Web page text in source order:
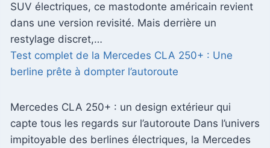
SUV électriques, ce mastodonte américain revient
dans une version revisité. Mais derrière un
restylage discret,…
Test complet de la Mercedes CLA 250+ : Une
berline prête à dompter l’autoroute
Mercedes CLA 250+ : un design extérieur qui
capte tous les regards sur l’autoroute Dans l’univers
impitoyable des berlines électriques, la Mercedes